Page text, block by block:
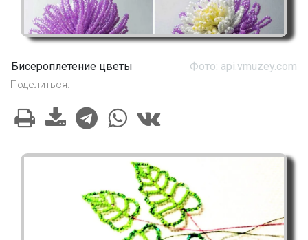
Бисероплетение цветы Фото: api.vmuzey.com
Поделиться: